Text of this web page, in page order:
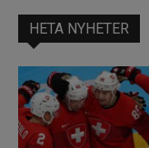
HETA NYHETER